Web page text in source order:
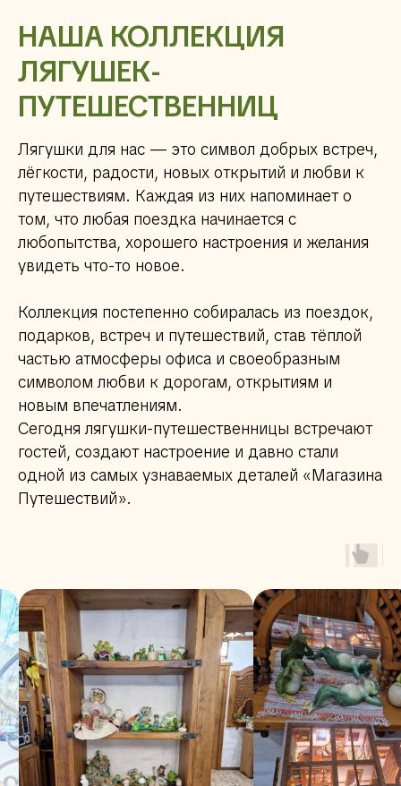
НАША КОЛЛЕКЦИЯ
ЛЯГУШЕК-
ПУТЕШЕСТВЕННИЦ
Лягушки для нас — это символ добрых встреч,
лёгкости, радости, новых открытий и любви к
путешествиям. Каждая из них напоминает о
том, что любая поездка начинается с
любопытства, хорошего настроения и желания
увидеть что-то новое.
Коллекция постепенно собиралась из поездок,
подарков, встреч и путешествий, став тёплой
частью атмосферы офиса и своеобразным
символом любви к дорогам, открытиям и
новым впечатлениям.
Сегодня лягушки-путешественницы встречают
гостей, создают настроение и давно стали
одной из самых узнаваемых деталей «Магазина
Путешествий».